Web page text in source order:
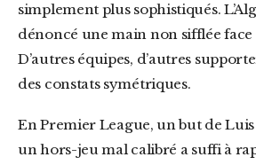
simplement plus sophistiqués.
dénoncé une main non sifflée
D’autres équipes, d’autres
des constats symétriques.
En Premier League, un but de Luis Díaz effacé pour
un hors-jeu mal calibré a suffi à